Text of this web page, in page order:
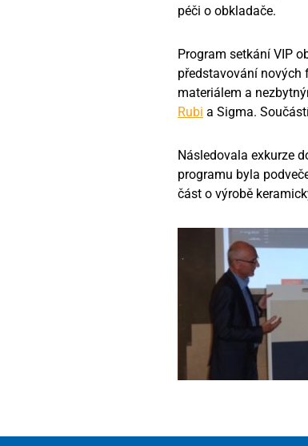
péči o obkladače.
Program setkání VIP
představování nových
materiálem a
Rubi a Sigma.
Následovala exkurze
programu byla
část o výrobě